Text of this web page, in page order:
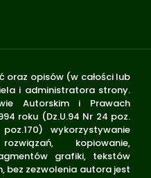
oraz opisów (w całości lub
i administratora strony.
Autorskim i Prawach
roku (Dz.U.94 Nr 24 poz.
wykorzystywanie
kopiowanie,
grafiki, tekstów
bez zezwolenia autora jest